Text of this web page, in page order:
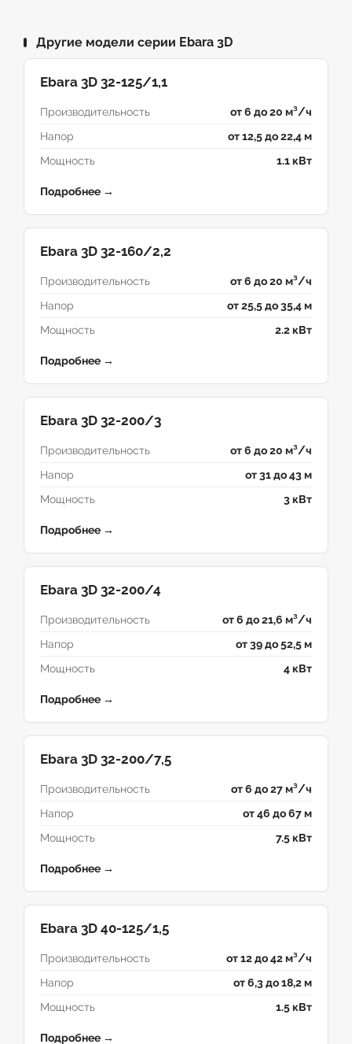
Другие модели серии Ebara 3D
Ebara 3D 32-125/1,1
Производительность
от 6 до 20 м³/ч
Напор
от 12,5 до 22,4 м
Мощность
1.1 кВт
Подробнее →
Ebara 3D 32-160/2,2
Производительность
от 6 до 20 м³/ч
Напор
от 25,5 до 35,4 м
Мощность
2.2 кВт
Подробнее →
Ebara 3D 32-200/3
Производительность
от 6 до 20 м³/ч
Напор
от 31 до 43 м
Мощность
3 кВт
Подробнее →
Ebara 3D 32-200/4
Производительность
от 6 до 21,6 м³/ч
Напор
от 39 до 52,5 м
Мощность
4 кВт
Подробнее →
Ebara 3D 32-200/7,5
Производительность
от 6 до 27 м³/ч
Напор
от 46 до 67 м
Мощность
7.5 кВт
Подробнее →
Ebara 3D 40-125/1,5
Производительность
от 12 до 42 м³/ч
Напор
от 6,3 до 18,2 м
Мощность
1.5 кВт
Подробнее →